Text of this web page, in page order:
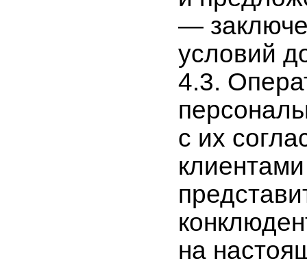
—
условий
4.3.
с их
на